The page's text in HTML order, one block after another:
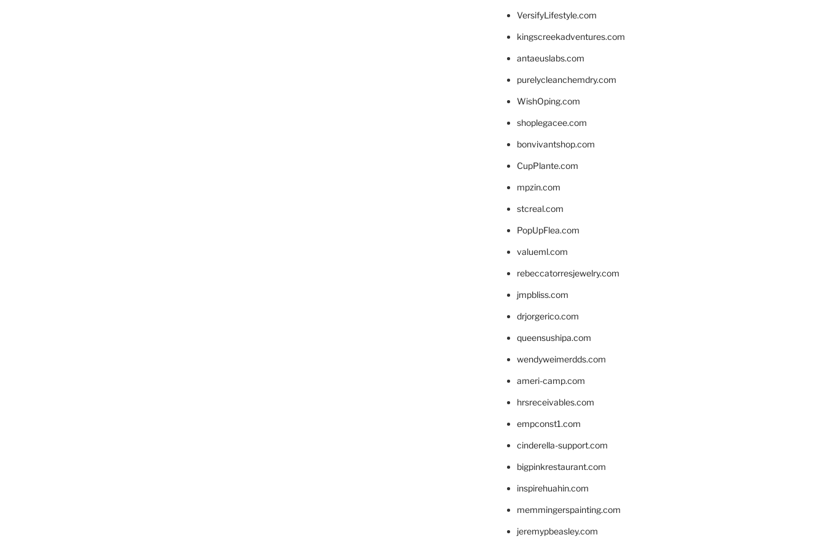
VersifyLifestyle.com
kingscreekadventures.com
antaeuslabs.com
purelycleanchemdry.com
WishOping.com
shoplegacee.com
bonvivantshop.com
CupPlante.com
mpzin.com
stcreal.com
PopUpFlea.com
valueml.com
rebeccatorresjewelry.com
jmpbliss.com
drjorgerico.com
queensushipa.com
wendyweimerdds.com
ameri-camp.com
hrsreceivables.com
empconst1.com
cinderella-support.com
bigpinkrestaurant.com
inspirehuahin.com
memmingerspainting.com
jeremypbeasley.com